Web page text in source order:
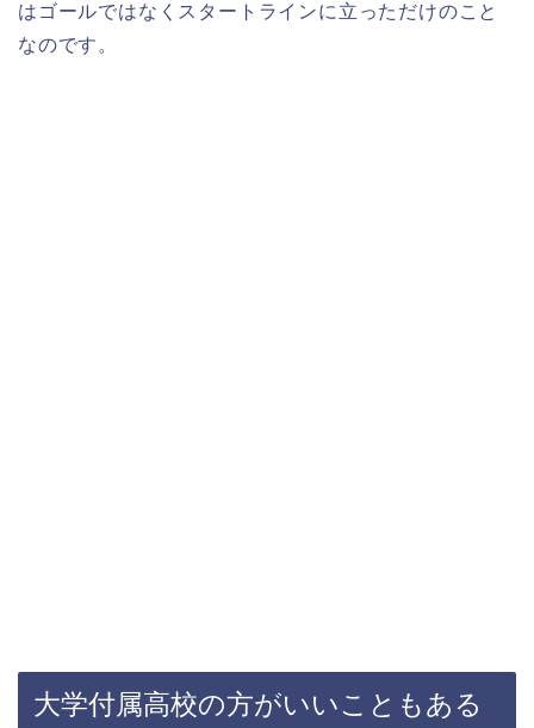
はゴールではなくスタートラインに立っただけのこと
なのです。
大学付属高校の方がいいこともある